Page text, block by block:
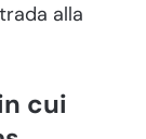
alla
cui